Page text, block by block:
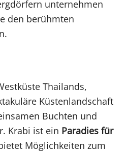
unternehmen
den berühmten
Thailands,
Küstenlandschaft
Buchten und
Krabi ist ein Paradies für
Möglichkeiten zum